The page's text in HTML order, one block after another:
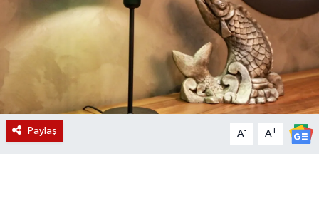
Paylaş A- A+